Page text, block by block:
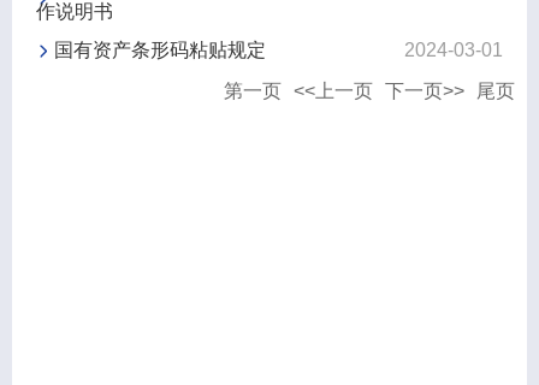
作说明书
国有资产条形码粘贴规定
2024-03-01
第一页 <<上一页 下一页>> 尾页